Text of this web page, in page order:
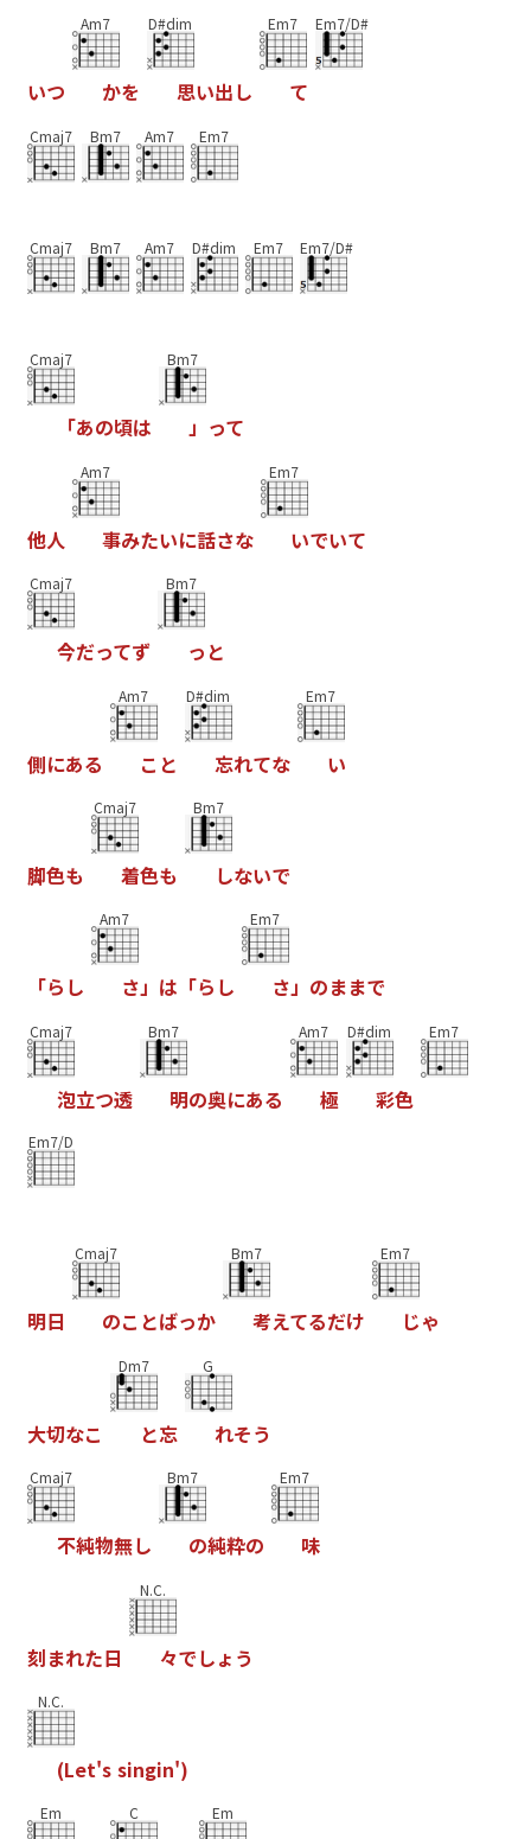
いつ
Am7
かを
D#dim
思い出し
Em7
て
Em7/D#
Cmaj7 Bm7 Am7 Em7
Cmaj7 Bm7 Am7 D#dim Em7 Em7/D#
Cmaj7
「あの頃は
Bm7
」 って
他人
Am7
事みたいに話さな
Em7
いでいて
Cmaj7
今だってず
Bm7
っ と
側にある
Am7
こ と
D#dim
忘れてな
Em7
い
脚色も
Cmaj7
着色も
Bm7
しないで
「ら し
Am7
さ」 は 「ら し
Em7
さ」 のままで
Cmaj7
泡立つ透
Bm7
明の奥にある
Am7
極
D#dim
彩色
Em7
Em7/D
明日
Cmaj7
のこ とばっか
Bm7
考えてるだけ
Em7
じゃ
大切なこ
Dm7
と忘
G
れそう
Cmaj7
不純物無し
Bm7
の純粋の
Em7
味
刻まれた日
N.C.
々でしょ う
N.C.
(Let's singin')
Em C Em